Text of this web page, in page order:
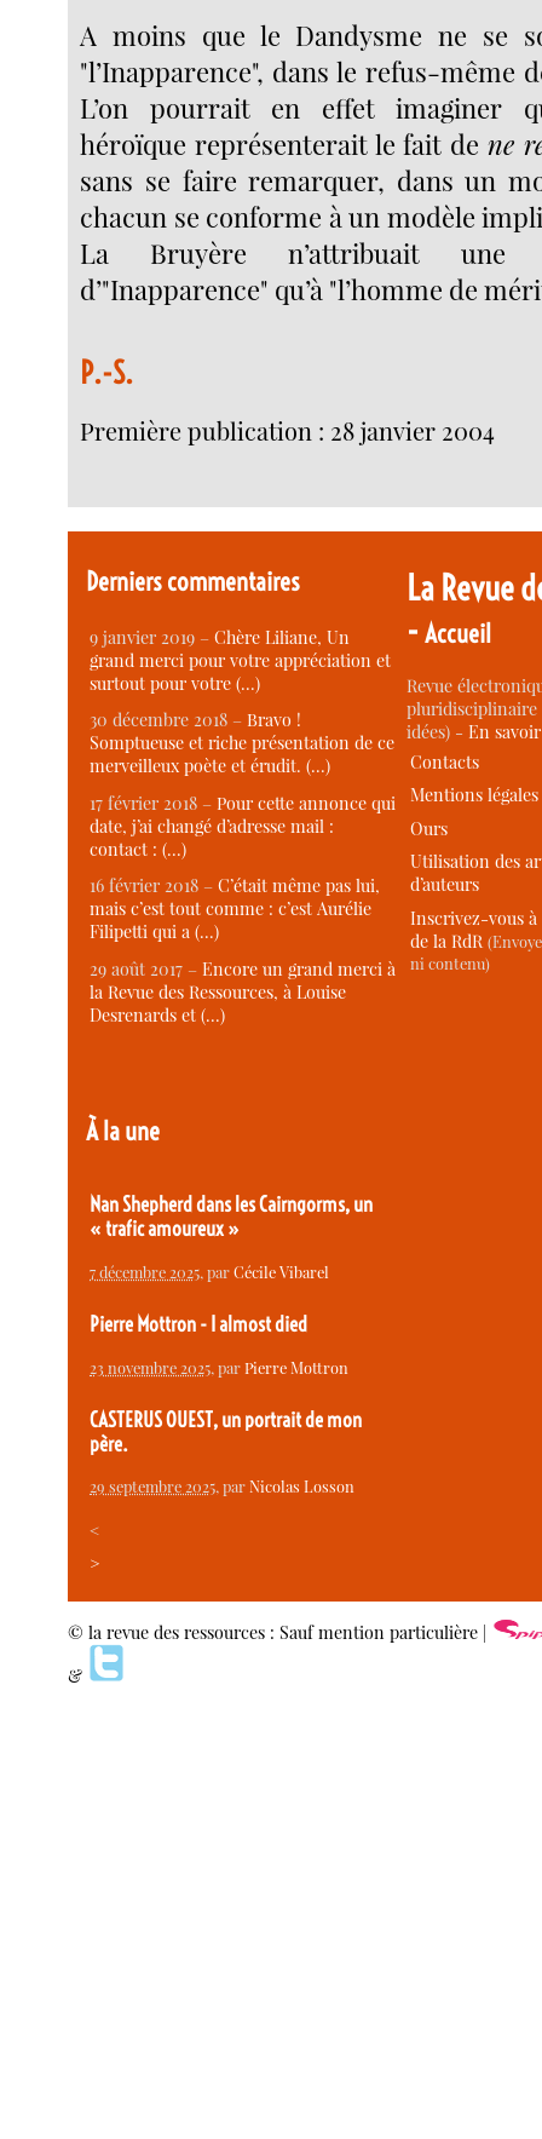
A moins que le Dandysme ne se
"l’Inapparence", dans le refus-même
L’on pourrait en effet imaginer
héroïque représenterait le fait de ne
sans se faire remarquer, dans un
chacun se conforme à un modèle
La Bruyère n’attribuait une
d’"Inapparence" qu’à "l’homme de
P.-S.
Première publication : 28 janvier 2004
Derniers commentaires
9 janvier 2019 –Chère Liliane, Un
grand merci pour votre appréciation et
surtout pour votre (…)
30 décembre 2018 –Bravo !
Somptueuse et riche présentation de ce
merveilleux poète et érudit. (…)
17 février 2018 –Pour cette annonce qui
date, j’ai changé d’adresse mail :
contact : (…)
16 février 2018 –C’était même pas lui,
mais c’est tout comme : c’est Aurélie
Filipetti qui a (…)
29 août 2017 –Encore un grand merci à
la Revue des Ressources, à Louise
Desrenards et (…)
À la une
Nan Shepherd dans les Cairngorms, un
« trafic amoureux »
7 décembre 2025, parCécile Vibarel
Pierre Mottron - I almost died
23 novembre 2025, parPierre Mottron
CASTERUS OUEST, un portrait de mon
père.
29 septembre 2025, parNicolas Losson
<
>
La Revue
-Accueil
Revue
idées) -En
Contacts
Mentions légales
Ours
Utilisation des
d’auteurs
Inscrivez-vous
de la RdR
ni contenu)
© la revue des ressources : Sauf mention particulière |
&